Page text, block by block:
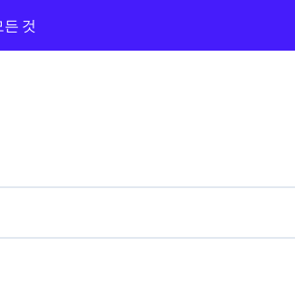
것
탐방기
앰버서더 체험기
벽 루트!
탐방기